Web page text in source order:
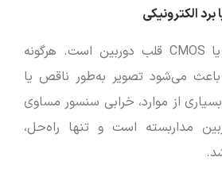
الکترونیکی
سنسور تصویر CCD یا CMOS قلب دوربین است. هرگونه
می‌شود تصویر به‌طور ناقص یا
از موارد، خرابی سنسور مساوی
مداربسته است و تنها راه‌حل،